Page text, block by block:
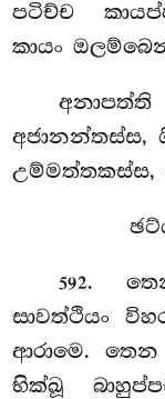
පටිච්ච
කායං
අජානන්තස්ස,
උම්මත්තකස්ස,
592.
සාවත්ථියං
ආරාමෙ.
භික්ඛූ